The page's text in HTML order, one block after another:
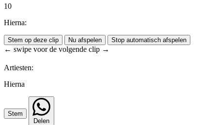
10
Hierna:
Stem op deze clip Nu afspelen Stop automatisch afspelen
← swipe voor de volgende clip →
Artiesten:
Hierna
Stem
Delen